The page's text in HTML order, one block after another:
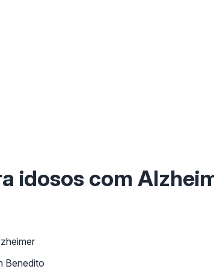
idosos com
Benedito